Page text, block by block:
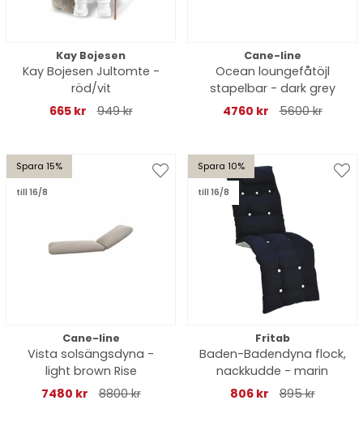
Kay Bojesen
Kay Bojesen Jultomte -
röd/vit
665 kr
949 kr
Cane-line
Ocean loungefåtöjl
stapelbar - dark grey
4760 kr
5600 kr
Spara 15%
till 16/8
Cane-line
Vista solsängsdyna -
light brown Rise
7480 kr
8800 kr
Spara 10%
till 16/8
Fritab
Baden-Badendyna flock,
nackkudde - marin
806 kr
895 kr